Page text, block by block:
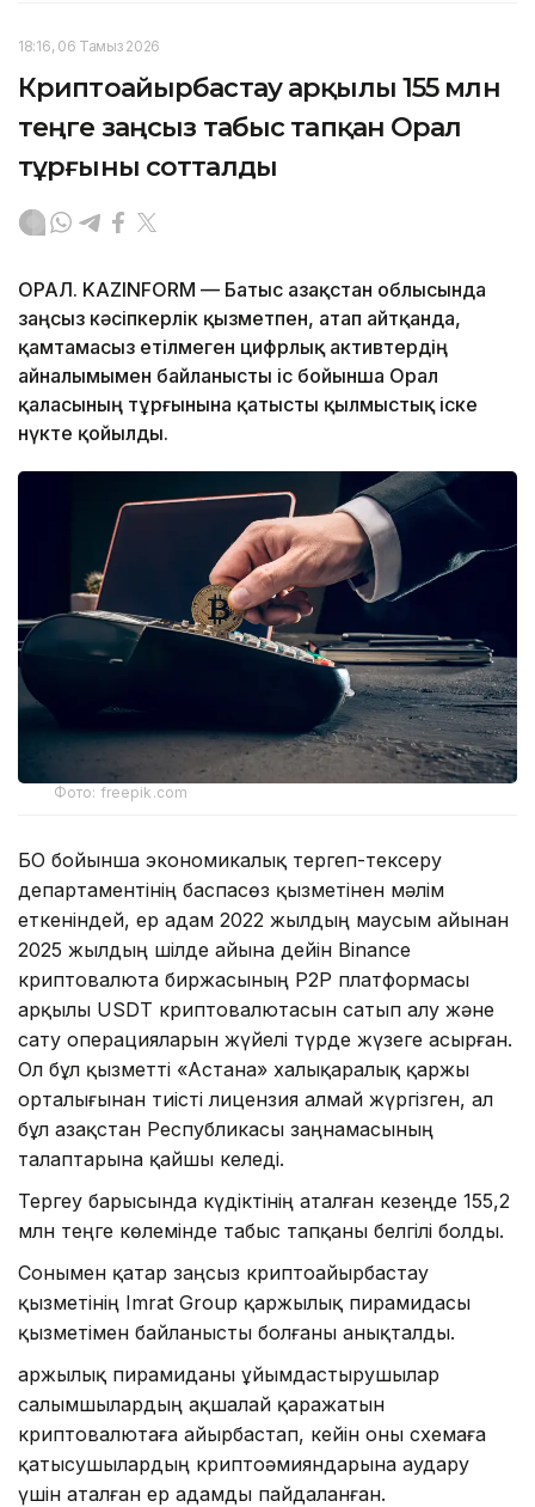
18:16, 06 Тамыз 2026
Криптоайырбастау арқылы 155 млн
теңге заңсыз табыс тапқан Орал
тұрғыны сотталды
ОРАЛ. KAZINFORM — Батыс Қазақстан облысында
заңсыз кәсіпкерлік қызметпен, атап айтқанда,
қамтамасыз етілмеген цифрлық активтердің
айналымымен байланысты іс бойынша Орал
қаласының тұрғынына қатысты қылмыстық іске
нүкте қойылды.
Фото: freepik.com
БҚО бойынша экономикалық тергеп-тексеру
департаментінің баспасөз қызметінен мәлім
еткеніндей, ер адам 2022 жылдың маусым айынан
2025 жылдың шілде айына дейін Binance
криптовалюта биржасының P2P платформасы
арқылы USDT криптовалютасын сатып алу және
сату операцияларын жүйелі түрде жүзеге асырған.
Ол бұл қызметті «Астана» халықаралық қаржы
орталығынан тиісті лицензия алмай жүргізген, ал
бұл Қазақстан Республикасы заңнамасының
талаптарына қайшы келеді.
Тергеу барысында күдіктінің аталған кезеңде 155,2
млн теңге көлемінде табыс тапқаны белгілі болды.
Сонымен қатар заңсыз криптоайырбастау
қызметінің Imrat Group қаржылық пирамидасы
қызметімен байланысты болғаны анықталды.
Қаржылық пирамиданы ұйымдастырушылар
салымшылардың ақшалай қаражатын
криптовалютаға айырбастап, кейін оны схемаға
қатысушылардың криптоәмияндарына аудару
үшін аталған ер адамды пайдаланған.